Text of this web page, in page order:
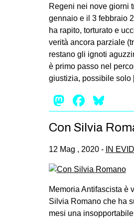
Regeni nei nove giorni
gennaio e il 3 febbraio
ha rapito, torturato e
verità ancora parziale
restano gli ignoti
è primo passo nel
giustizia, possibile
Mastodon
Con Silvia
12 Mag , 2020 - IN
Memoria Antifascista è
Silvia Romano che ha
mesi una